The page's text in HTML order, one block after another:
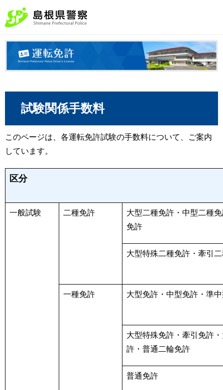
試験関係手数料
このページは、各運転免許試験の手数料について、ご案内
しています。
試験関係手数料
区分
一般試験 二種免許
大型二種免許・中型二種
免許
大型特殊二種免許・牽引
一種免許 大型免許・中型免許・準
大型特殊免許・牽引免許
許・普通二輪免許
普通免許